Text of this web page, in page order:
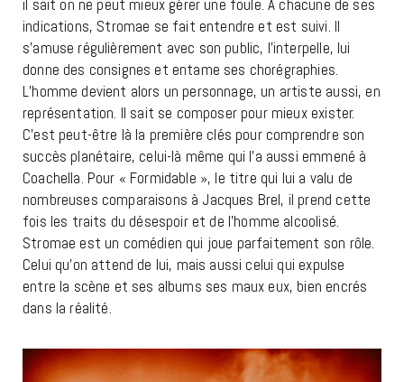
il sait on ne peut mieux gérer une foule. A chacune de ses
indications, Stromae se fait entendre et est suivi. Il
s’amuse régulièrement avec son public, l’interpelle, lui
donne des consignes et entame ses chorégraphies.
L’homme devient alors un personnage, un artiste aussi, en
représentation. Il sait se composer pour mieux exister.
C’est peut-être là la première clés pour comprendre son
succès planétaire, celui-là même qui l’a aussi emmené à
Coachella. Pour « Formidable », le titre qui lui a valu de
nombreuses comparaisons à Jacques Brel, il prend cette
fois les traits du désespoir et de l’homme alcoolisé.
Stromae est un comédien qui joue parfaitement son rôle.
Celui qu’on attend de lui, mais aussi celui qui expulse
entre la scène et ses albums ses maux eux, bien encrés
dans la réalité.